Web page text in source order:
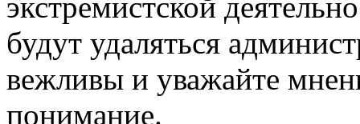
будут удаляться
вежливы и уважайте
понимание.